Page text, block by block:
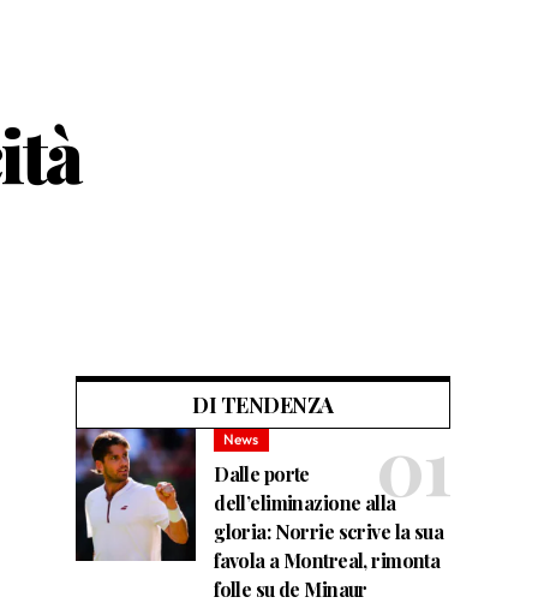
DI TENDENZA
News
Dalle porte
dell’eliminazione alla
gloria: Norrie scrive la sua
favola a Montreal, rimonta
folle su de Minaur